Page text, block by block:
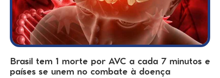
Brasil tem 1 morte por AVC a cada 7 minutos e
países se unem no combate à doença